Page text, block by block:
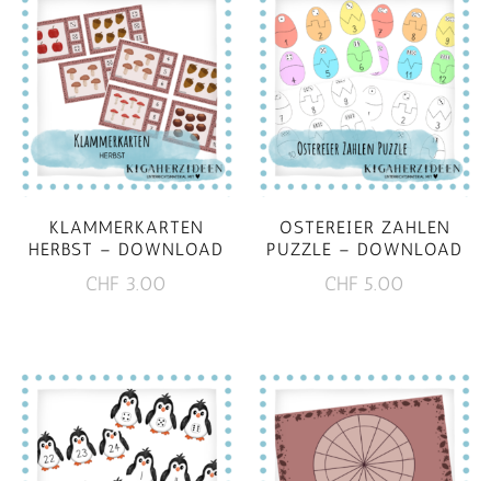
KLAMMERKARTEN
HERBST – DOWNLOAD
CHF 3.00
OSTEREIER ZAHLEN
PUZZLE – DOWNLOAD
CHF 5.00